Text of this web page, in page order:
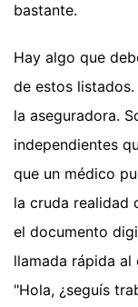
bastante.
Hay algo que
de estos
la aseguradora.
independientes
que un médico
la cruda realidad
el documento
llamada rápida
"Hola, ¿seguís